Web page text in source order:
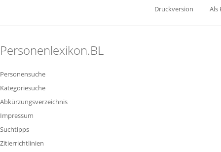
Druckversion Als
Personenlexikon.BL
Personensuche
Kategoriesuche
Abkürzungsverzeichnis
Impressum
Suchtipps
Zitierrichtlinien